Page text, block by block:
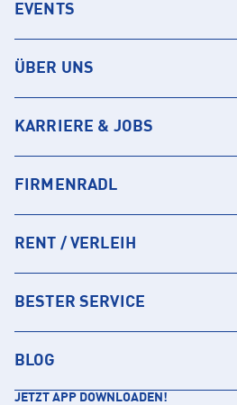
EVENTS
ÜBER UNS
KARRIERE & JOBS
FIRMENRADL
RENT / VERLEIH
BESTER SERVICE
BLOG
JETZT APP DOWNLOADEN!